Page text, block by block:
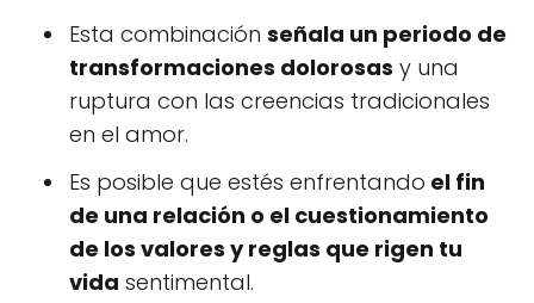
Esta combinación señala un periodo de
transformaciones dolorosas y una
ruptura con las creencias tradicionales
en el amor.
Es posible que estés enfrentando el fin
de una relación o el cuestionamiento
de los valores y reglas que rigen tu
vida sentimental.